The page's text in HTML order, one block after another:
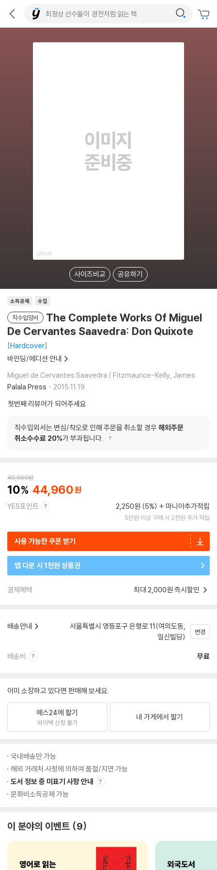
사이즈비교 공유하기
소득공제 수입
직수입양서
The Complete Works Of Miguel
De Cervantes Saavedra: Don Quixote
Hardcover
바인딩/에디션 안내
Miguel de Cervantes Saavedra / Fitzmaurice-Kelly, James
Palala Press
2015.11.19.
첫번째 리뷰어가 되어주세요
직수입외서는 변심/착오로 인해 주문을 취소할 경우 해외주문
취소수수료 20%가 부과됩니다.
49,960원
10 44,960
YES포인트 2,250원 (5%) 마니아추가적립
5만원 이상 구매 시 2천원 추가 적립
사용 가능한 쿠폰 받기
앱 다운 시 1천원 상품권
결제혜택 최대 2,000원 즉시할인
배송안내
서울특별시 영등포구 은행로 11(여의도동,
일신빌딩)
변경
배송비 무료
이미 소장하고 있다면 판매해 보세요.
예스24에 팔기
바이백 신청 불가
내 가게에서 팔기
국내배송만 가능
해외 거래처 사정에 의하여 품절/지연 가능
도서 정보 중 미표기 사항 안내
문화비소득공제 가능
이 분야의 이벤트 9